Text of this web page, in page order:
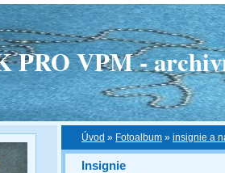
PRO VPM -
Úvod » Fotoalbum » insignie a
Insignie